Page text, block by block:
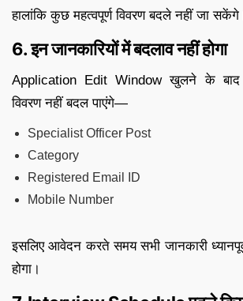
हालांकि कुछ महत्वपूर्ण विवरण बदले नहीं जा
6. इन जानकारियों में बदलाव नहीं होगा
Application Edit Window खुलने के बाद
विवरण नहीं बदल पाएंगे—
Specialist Officer Post
Category
Registered Email ID
Mobile Number
इसलिए आवेदन करते समय सभी जानकारी
होगा।